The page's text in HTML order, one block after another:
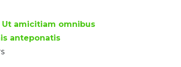
Ut amicitiam omnibus
anteponatis